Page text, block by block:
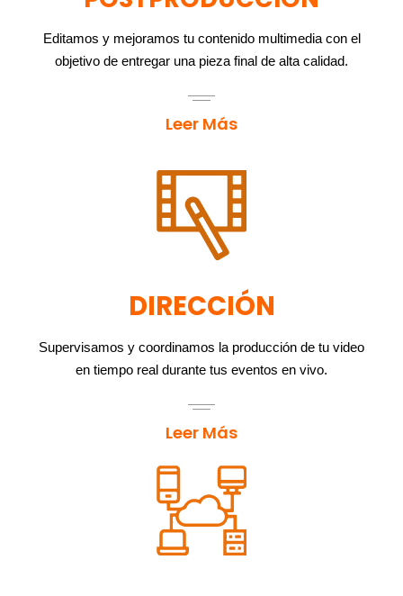
Editamos y mejoramos tu contenido multimedia con el
objetivo de entregar una pieza final de alta calidad.
Leer Más
DIRECCIÓN
Supervisamos y coordinamos la producción de tu video
en tiempo real durante tus eventos en vivo.
Leer Más